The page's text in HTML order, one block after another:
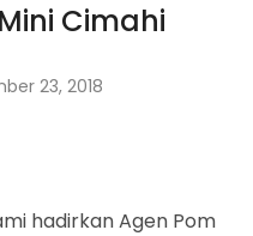
Cimahi
23, 2018
hadirkan Agen Pom